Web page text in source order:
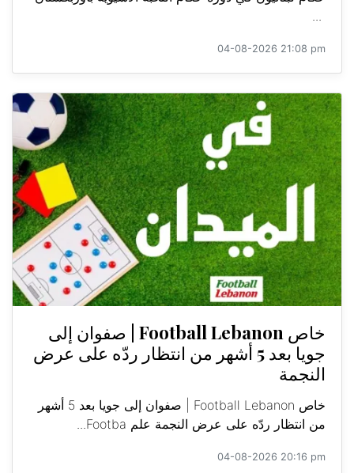
...
04-08-2026 21:08 pm
خاص Football Lebanon | صفوان إلى
جويا بعد 5 أشهر من انتظار ردّه على عرض
النجمة
خاص Football Lebanon | صفوان إلى جويا بعد 5 أشهر
من انتظار ردّه على عرض النجمة علم Footba...
04-08-2026 20:16 pm